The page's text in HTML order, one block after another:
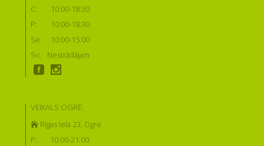
C:
10:00-18:30
P:
10:00-18:30
Se:
10:00-15:00
Sv:
Nestrādājam
VEIKALS OGRĒ:
Rīgas iela 23, Ogre
P:
10:00-21:00